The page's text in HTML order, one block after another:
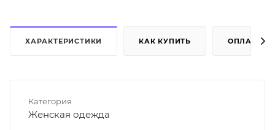
ХАРАКТЕРИСТИКИ КАК КУПИТЬ ОПЛАТА
Категория
Женская одежда